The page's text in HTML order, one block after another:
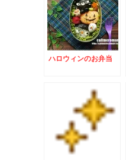
ハロウィンのお弁当